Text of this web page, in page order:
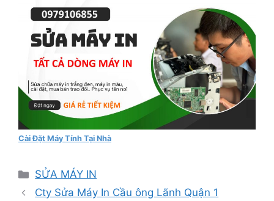
Cài Đặt Máy Tính Tại Nhà
Danh
mục
SỬA MÁY IN
Cty Sửa Máy In Cầu ông Lãnh Quận 1